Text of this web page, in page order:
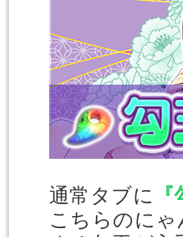
通常タブに
こちらのに